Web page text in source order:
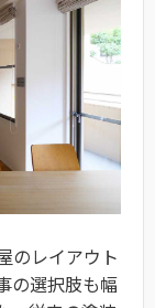
のレイアウト
の選択肢も幅